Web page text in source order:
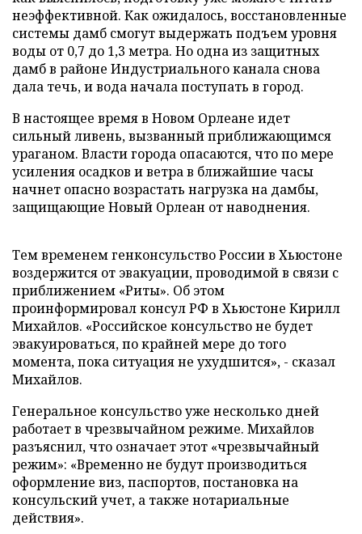
неэффективной. Как ожидалось, восстановленные
системы дамб смогут выдержать подъем уровня
воды от 0,7 до 1,3 метра. Но одна из защитных
дамб в районе Индустриального канала снова
дала течь, и вода начала поступать в город.
В настоящее время в Новом Орлеане идет
сильный ливень, вызванный приближающимся
ураганом. Власти города опасаются, что по мере
усиления осадков и ветра в ближайшие часы
начнет опасно возрастать нагрузка на дамбы,
защищающие Новый Орлеан от наводнения.
Тем временем генконсульство России в Хьюстоне
воздержится от эвакуации, проводимой в связи с
приближением «Риты». Об этом
проинформировал консул РФ в Хьюстоне Кирилл
Михайлов. «Российское консульство не будет
эвакуироваться, по крайней мере до того
момента, пока ситуация не ухудшится», - сказал
Михайлов.
Генеральное консульство уже несколько дней
работает в чрезвычайном режиме. Михайлов
разъяснил, что означает этот «чрезвычайный
режим»: «Временно не будут производиться
оформление виз, паспортов, постановка на
консульский учет, а также нотариальные
действия».